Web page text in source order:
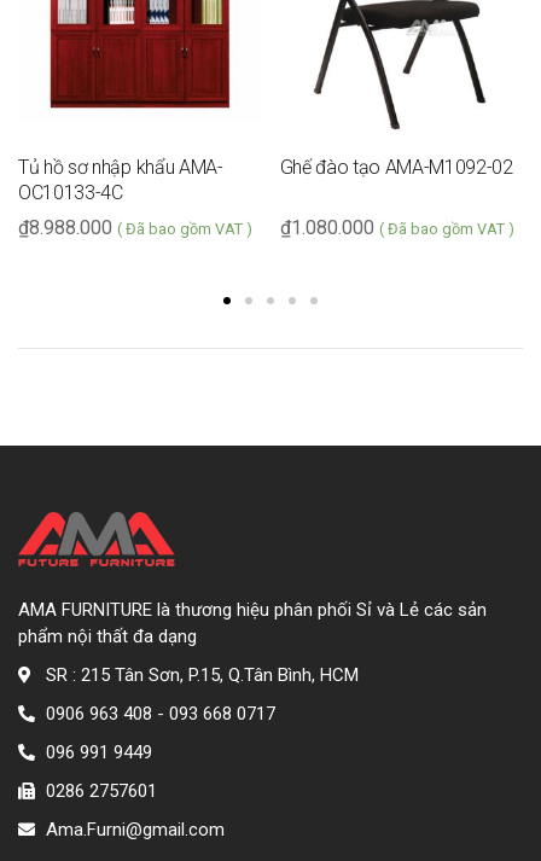
Tủ hồ sơ nhập khẩu AMA-
OC10133-4C
8.988.000
₫ ( Đã bao gồm VAT )
Ghế đào tạo AMA-M1092-02
1.080.000
₫ ( Đã bao gồm VAT )
AMA FURNITURE là thương hiệu phân phối Sỉ và Lẻ các sản
phẩm nội thất đa dạng
SR : 215 Tân Sơn, P.15, Q.Tân Bình, HCM
0906 963 408 - 093 668 0717
096 991 9449
0286 2757601
Ama.Furni@gmail.com